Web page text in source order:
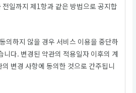
일까지 제1항과 같은 방법으로 공지합
의하지 않을 경우 서비스 이용을 중단하
니다. 변경된 약관의 적용일자 이후의 계
변경 사항에 동의한 것으로 간주됩니